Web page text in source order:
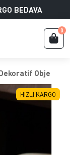
BEDAVA
0
Obje
HIZLI KARGO